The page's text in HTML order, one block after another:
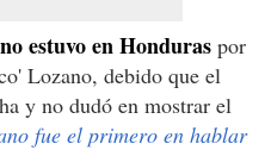
estuvo en Honduras por
Lozano, debido que el
y no dudó en mostrar el
fue el primero en hablar